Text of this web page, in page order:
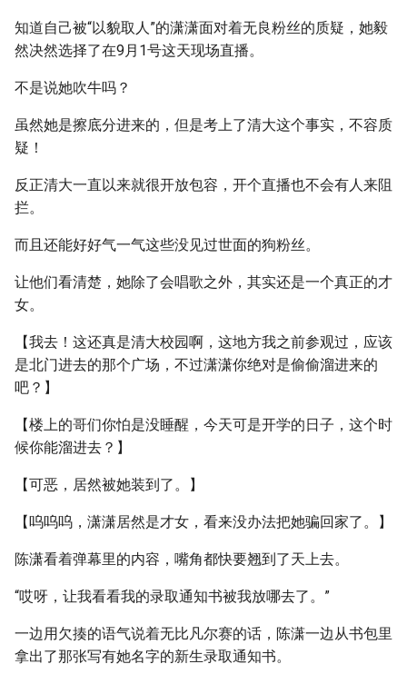
知道自己被“以貌取人”的潇潇面对着无良粉丝的质疑，她毅
然决然选择了在9月1号这天现场直播。
不是说她吹牛吗？
虽然她是擦底分进来的，但是考上了清大这个事实，不容质
疑！
反正清大一直以来就很开放包容，开个直播也不会有人来阻
拦。
而且还能好好气一气这些没见过世面的狗粉丝。
让他们看清楚，她除了会唱歌之外，其实还是一个真正的才
女。
【我去！这还真是清大校园啊，这地方我之前参观过，应该
是北门进去的那个广场，不过潇潇你绝对是偷偷溜进来的
吧？】
【楼上的哥们你怕是没睡醒，今天可是开学的日子，这个时
候你能溜进去？】
【可恶，居然被她装到了。】
【呜呜呜，潇潇居然是才女，看来没办法把她骗回家了。】
陈潇看着弹幕里的内容，嘴角都快要翘到了天上去。
“哎呀，让我看看我的录取通知书被我放哪去了。”
一边用欠揍的语气说着无比凡尔赛的话，陈潇一边从书包里
拿出了那张写有她名字的新生录取通知书。